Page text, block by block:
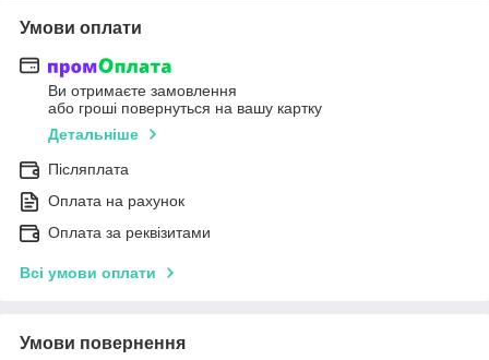
Умови оплати
Ви отримаєте замовлення
або гроші повернуться на вашу картку
Детальніше
Післяплата
Оплата на рахунок
Оплата за реквізитами
Всі умови оплати
Умови повернення